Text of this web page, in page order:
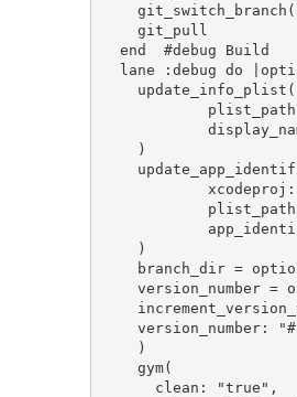
git_pull
end  #debug Build
lane :debug do
update_info_plist(
)
)
branch_dir =
version_number =
version_number:
)
gym(
clean: "true",